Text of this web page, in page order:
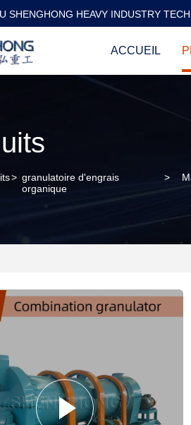
SHENGHONG HEAVY INDUSTRY
ACCUEIL
> granulatoire d'engrais
organique
>